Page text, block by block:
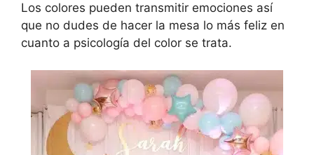
Los colores pueden transmitir emociones así
que no dudes de hacer la mesa lo más feliz en
cuanto a psicología del color se trata.